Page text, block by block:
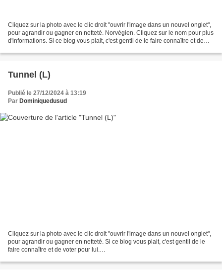
Cliquez sur la photo avec le clic droit "ouvrir l'image dans un nouvel onglet",
pour agrandir ou gagner en netteté. Norvégien. Cliquez sur le nom pour plus
d'informations. Si ce blog vous plait, c'est gentil de le faire connaître et de
Tunnel (L)
Publié le 27/12/2024 à 13:19
Par Dominiquedusud
Cliquez sur la photo avec le clic droit "ouvrir l'image dans un nouvel onglet",
pour agrandir ou gagner en netteté. Si ce blog vous plait, c'est gentil de le
faire connaître et de voter pour lui.